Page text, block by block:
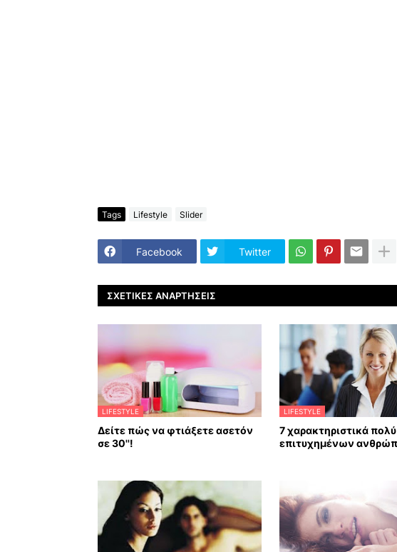
Tags Lifestyle Slider
Facebook Twitter
ΣΧΕΤΙΚΈΣ ΑΝΑΡΤΉΣΕΙΣ
LIFESTYLE
Δείτε πώς να φτιάξετε ασετόν
σε 30''!
LIFESTYLE
7 χαρακτηριστικά πολύ
επιτυχημένων